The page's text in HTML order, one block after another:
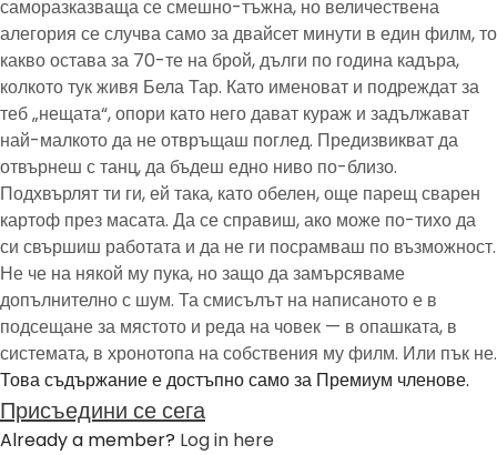
саморазказваща се смешно-тъжна, но величествена
алегория се случва само за двайсет минути в един филм, то
какво остава за 70-те на брой, дълги по година кадъра,
колкото тук живя Бела Тар. Като именоват и подреждат за
теб „нещата“, опори като него дават кураж и задължават
най-малкото да не отвръщаш поглед. Предизвикват да
отвърнеш с танц, да бъдеш едно ниво по-близо.
Подхвърлят ти ги, ей така, като обелен, още парещ сварен
картоф през масата. Да се справиш, ако може по-тихо да
си свършиш работата и да не ги посрамваш по възможност.
Не че на някой му пука, но защо да замърсяваме
допълнително с шум. Та смисълът на написаното е в
подсещане за мястото и реда на човек — в опашката, в
системата, в хронотопа на собствения му филм. Или пък не.
Това съдържание е достъпно само за Премиум членове.
Присъедини се сега
Already a member? Log in here